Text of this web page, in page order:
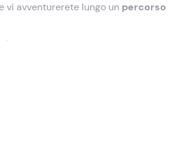
vi avventurerete lungo un percorso